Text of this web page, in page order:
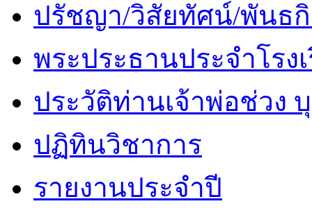
ปรัชญา/วิสัยทัศน์/พันธ
พระประธานประจำโรง
ประวัติท่านเจ้าพ่อช่วง
ปฏิทินวิชาการ
รายงานประจำปี